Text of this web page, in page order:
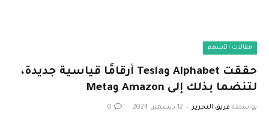
مقالات الأسهم
حققت Alphabet وTesla أرقامًا قياسية جديدة،
لتنضما بذلك إلى Amazon وMeta
بواسطة فريق التحرير 12 ديسمبر، 2024 0